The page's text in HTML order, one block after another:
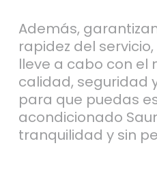
Además,
rapidez del
lleve a cabo con el
calidad, seguridad
para que puedas
acondicionado
tranquilidad y sin